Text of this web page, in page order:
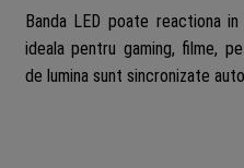
Banda LED poate reactiona
ideala pentru gaming, filme,
de lumina sunt sincronizate